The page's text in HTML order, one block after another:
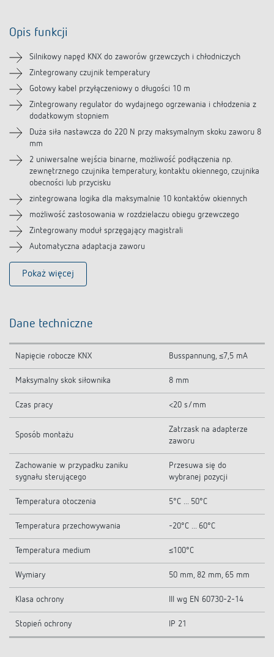
Informacje techniczne
Pliki do pobrania
Akcesoria
Opis funkcji
Silnikowy napęd KNX do zaworów grzewczych i chłodniczych
Zintegrowany czujnik temperatury
Gotowy kabel przyłączeniowy o długości 10 m
Zintegrowany regulator do wydajnego ogrzewania i chłodzenia z
dodatkowym stopniem
Duża siła nastawcza do 220 N przy maksymalnym skoku zaworu 8
mm
2 uniwersalne wejścia binarne, możliwość podłączenia np.
zewnętrznego czujnika temperatury, kontaktu okiennego, czujnika
obecności lub przycisku
zintegrowana logika dla maksymalnie 10 kontaktów okiennych
możliwość zastosowania w rozdzielaczu obiegu grzewczego
Zintegrowany moduł sprzęgający magistrali
Automatyczna adaptacja zaworu
Pokaż więcej
Dane techniczne
Napięcie robocze KNX Busspannung, ≤7,5 mA
Maksymalny skok siłownika 8 mm
Czas pracy <20 s/mm
Sposób montażu
Zatrzask na adapterze
zaworu
Zachowanie w przypadku zaniku
sygnału sterującego
Przesuwa się do
wybranej pozycji
Temperatura otoczenia 5°C ... 50°C
Temperatura przechowywania -20°C ... 60°C
Temperatura medium ≤100°C
Wymiary 50 mm, 82 mm, 65 mm
Klasa ochrony III wg EN 60730-2-14
Stopień ochrony IP 21